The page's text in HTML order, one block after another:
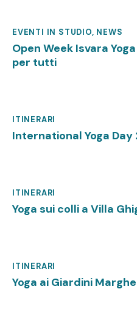
EVENTI IN STUDIO, NEWS
Open Week Isvara
per tutti
ITINERARI
International Yoga Day
ITINERARI
Yoga sui colli a Villa
ITINERARI
Yoga ai Giardini